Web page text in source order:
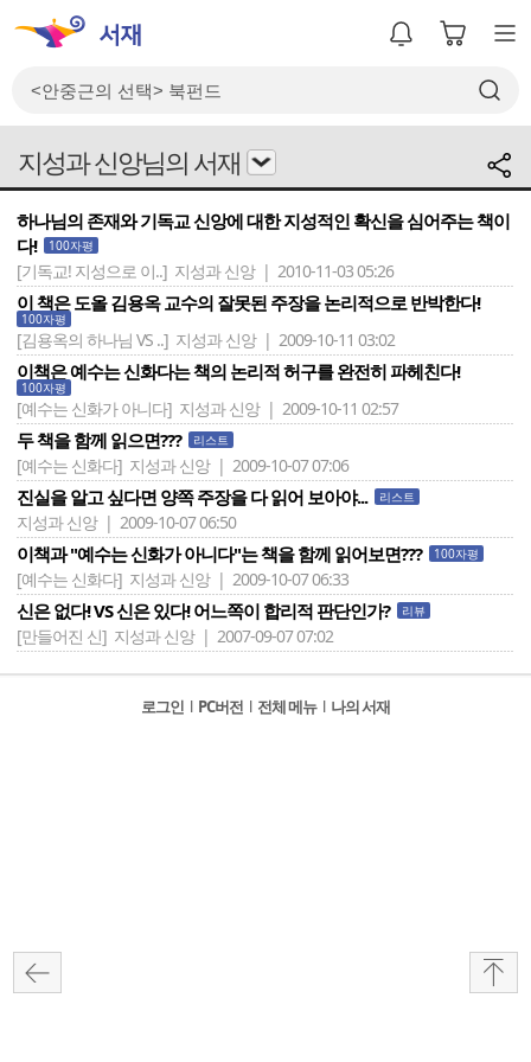
지성과 신앙님의 서재
하나님의 존재와 기독교 신앙에 대한 지성적인 확신을 심어주는 책이
다!
100자평
[기독교! 지성으로 이..] 지성과 신앙 | 2010-11-03 05:26
이 책은 도올 김용옥 교수의 잘못된 주장을 논리적으로 반박한다!
100자평
[김용옥의 하나님 VS ..] 지성과 신앙 | 2009-10-11 03:02
이책은 예수는 신화다는 책의 논리적 허구를 완전히 파헤친다!
100자평
[예수는 신화가 아니다] 지성과 신앙 | 2009-10-11 02:57
두 책을 함께 읽으면??? 리스트
[예수는 신화다] 지성과 신앙 | 2009-10-07 07:06
진실을 알고 싶다면 양쪽 주장을 다 읽어 보아야... 리스트
지성과 신앙 | 2009-10-07 06:50
이책과 "예수는 신화가 아니다"는 책을 함께 읽어보면??? 100자평
[예수는 신화다] 지성과 신앙 | 2009-10-07 06:33
신은 없다! VS 신은 있다! 어느쪽이 합리적 판단인가? 리뷰
[만들어진 신] 지성과 신앙 | 2007-09-07 07:02
로그인 l PC버전 l 전체 메뉴 l 나의 서재